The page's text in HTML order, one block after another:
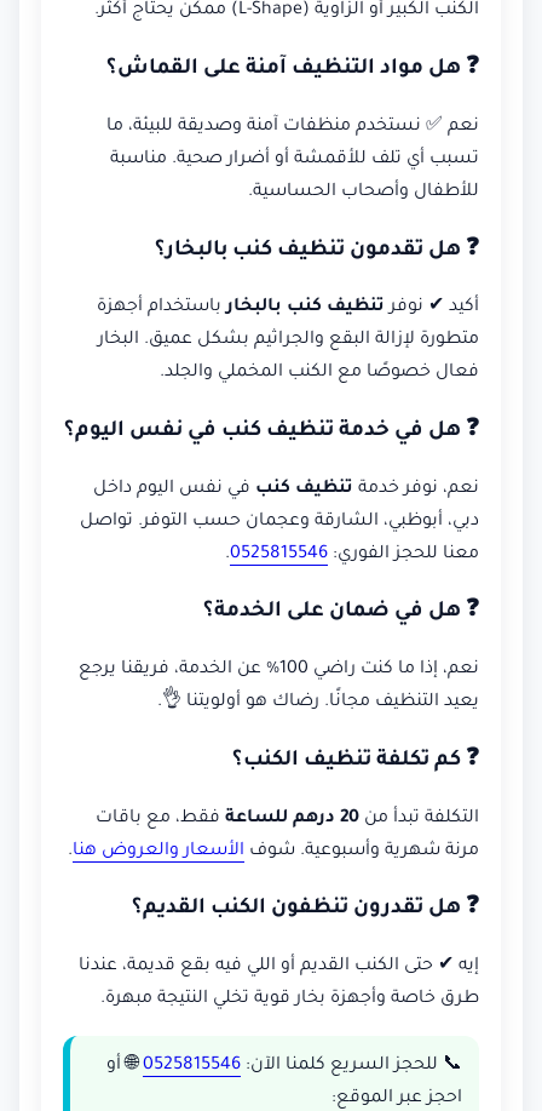
الكنب الكبير أو الزاوية (L-Shape) ممكن يحتاج أكثر.
❓ هل مواد التنظيف آمنة على القماش؟
نعم ✅ نستخدم منظفات آمنة وصديقة للبيئة، ما
تسبب أي تلف للأقمشة أو أضرار صحية. مناسبة
للأطفال وأصحاب الحساسية.
❓ هل تقدمون تنظيف كنب بالبخار؟
أكيد ✔ نوفر تنظيف كنب بالبخارباستخدام أجهزة
متطورة لإزالة البقع والجراثيم بشكل عميق. البخار
فعال خصوصًا مع الكنب المخملي والجلد.
❓ هل في خدمة تنظيف كنب في نفس اليوم؟
نعم، نوفر خدمة تنظيف كنب في نفس اليوم داخل
دبي، أبوظبي، الشارقة وعجمان حسب التوفر. تواصل
معنا للحجز الفوري: 0525815546
.
❓ هل في ضمان على الخدمة؟
نعم، إذا ما كنت راضي 100% عن الخدمة، فريقنا يرجع
يعيد التنظيف مجانًا. رضاك هو أولويتنا 👌.
❓ كم تكلفة تنظيف الكنب؟
التكلفة تبدأ من 20 درهم للساعة
فقط، مع باقات
مرنة شهرية وأسبوعية. شوف الأسعار والعروض هنا.
❓ هل تقدرون تنظفون الكنب القديم؟
إيه ✔ حتى الكنب القديم أو اللي فيه بقع قديمة، عندنا
طرق خاصة وأجهزة بخار قوية تخلي النتيجة مبهرة.
📞 للحجز السريع كلمنا الآن: 0525815546🌐 أو
احجز عبر الموقع: